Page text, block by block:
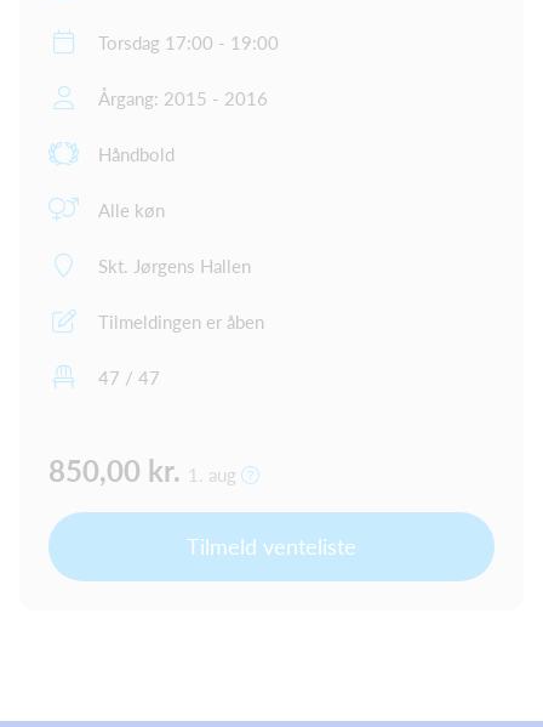
Torsdag 17:00 - 19:00
Årgang: 2015 - 2016
Håndbold
Alle køn
Skt. Jørgens Hallen
Tilmeldingen er åben
47 / 47
850,00 kr. 1. aug
Tilmeld venteliste